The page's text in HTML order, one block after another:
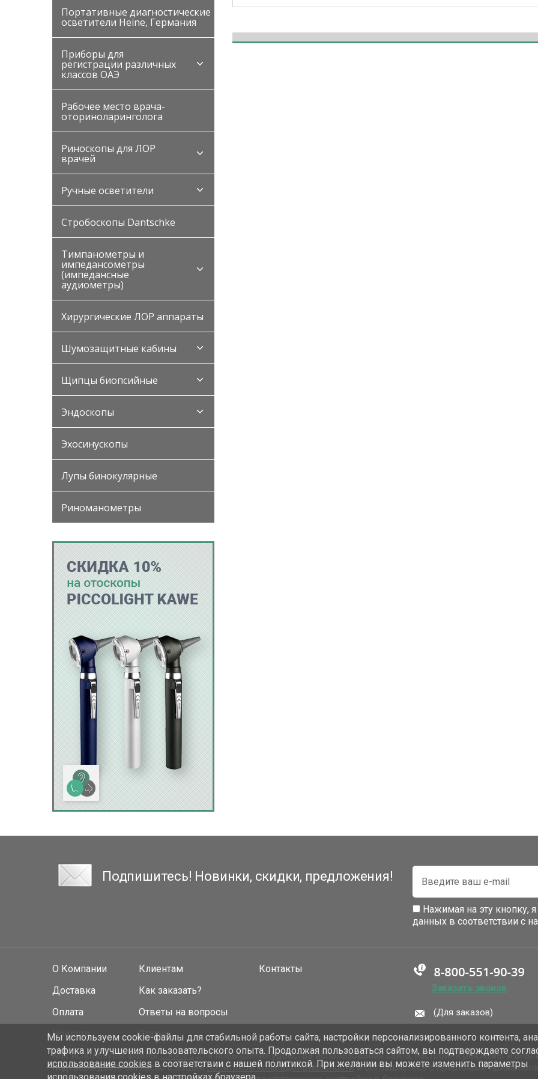
Портативные диагностические
осветители Heine, Германия
Приборы для
регистрации различных
классов ОАЭ
Рабочее место врача-
оториноларинголога
Риноскопы для ЛОР
врачей
Ручные осветители
Стробоскопы Dantschke
Тимпанометры и
импедансометры
(импедансные
аудиометры)
Хирургические ЛОР аппараты
Шумозащитные кабины
Щипцы биопсийные
Эндоскопы
Эхосинускопы
Лупы бинокулярные
Риноманометры
Подпишитесь! Новинки, скидки, предложения!
Нажимая на эту кнопку,
данных в соответствии с
О Компании
Доставка
Оплата
Новости
Клиентам
Как заказать?
Ответы на вопросы
Статьи
Контакты
Заказать звонок
(Для заказов)
Мы используем файлыcookiesдля повышения удобства использования сайта, настройки рекламы и
подтверждаете согласие с нашей политикой конфиденциальностии соглашаетесь с правилами
Мы используем cookie-файлы для стабильной работы сайта, настройки персонализированного контента,
трафика и улучшения пользовательского опыта. Продолжая пользоваться сайтом, вы подтверждаете
использование cookies в соответствии с нашей политикой. При желании вы можете изменить параметры